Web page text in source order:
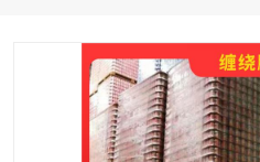
裹包网兜